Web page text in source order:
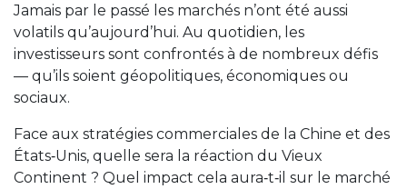
Jamais par le passé les marchés n’ont été aussi
volatils qu’aujourd’hui. Au quotidien, les
investisseurs sont confrontés à de nombreux défis
— qu’ils soient géopolitiques, économiques ou
sociaux.
Face aux stratégies commerciales de la Chine et des
États‑Unis, quelle sera la réaction du Vieux
Continent ? Quel impact cela aura‑t‑il sur le marché